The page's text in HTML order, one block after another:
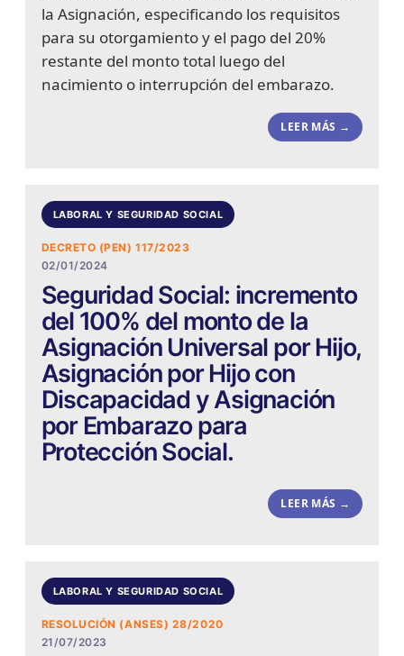
la Asignación, especificando los requisitos
para su otorgamiento y el pago del 20%
restante del monto total luego del
nacimiento o interrupción del embarazo.
LEER MÁS →
LABORAL Y SEGURIDAD SOCIAL
DECRETO (PEN) 117/2023
02/01/2024
Seguridad Social: incremento
del 100% del monto de la
Asignación Universal por Hijo,
Asignación por Hijo con
Discapacidad y Asignación
por Embarazo para
Protección Social.
LEER MÁS →
LABORAL Y SEGURIDAD SOCIAL
RESOLUCIÓN (ANSES) 28/2020
21/07/2023